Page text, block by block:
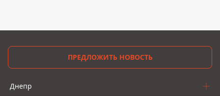
ПРЕДЛОЖИТЬ НОВОСТЬ
Днепр